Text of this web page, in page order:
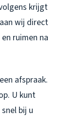
krijgt
wij direct
ruimen na
afspraak.
U kunt
bij u